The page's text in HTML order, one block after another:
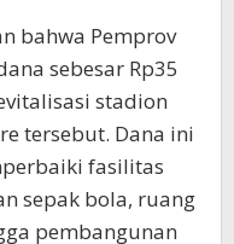
bahwa Pemprov
sebesar Rp35
stadion
tersebut. Dana ini
fasilitas
sepak bola, ruang
pembangunan